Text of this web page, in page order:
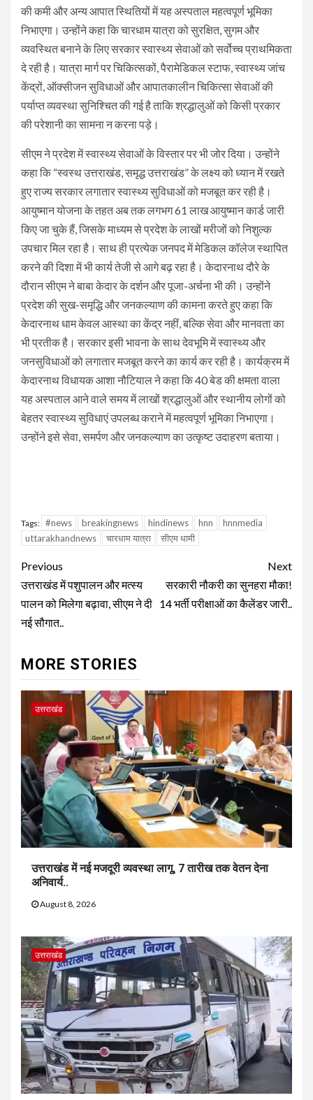
की कमी और अन्य आपात स्थितियों में यह अस्पताल महत्वपूर्ण भूमिका
निभाएगा। उन्होंने कहा कि चारधाम यात्रा को सुरक्षित, सुगम और
व्यवस्थित बनाने के लिए सरकार स्वास्थ्य सेवाओं को सर्वोच्च प्राथमिकता
दे रही है। यात्रा मार्ग पर चिकित्सकों, पैरामेडिकल स्टाफ, स्वास्थ्य जांच
केंद्रों, ऑक्सीजन सुविधाओं और आपातकालीन चिकित्सा सेवाओं की
पर्याप्त व्यवस्था सुनिश्चित की गई है ताकि श्रद्धालुओं को किसी प्रकार
की परेशानी का सामना न करना पड़े।
सीएम ने प्रदेश में स्वास्थ्य सेवाओं के विस्तार पर भी जोर दिया। उन्होंने
कहा कि “स्वस्थ उत्तराखंड, समृद्ध उत्तराखंड” के लक्ष्य को ध्यान में रखते
हुए राज्य सरकार लगातार स्वास्थ्य सुविधाओं को मजबूत कर रही है।
आयुष्मान योजना के तहत अब तक लगभग 61 लाख आयुष्मान कार्ड जारी
किए जा चुके हैं, जिसके माध्यम से प्रदेश के लाखों मरीजों को निशुल्क
उपचार मिल रहा है। साथ ही प्रत्येक जनपद में मेडिकल कॉलेज स्थापित
करने की दिशा में भी कार्य तेजी से आगे बढ़ रहा है। केदारनाथ दौरे के
दौरान सीएम ने बाबा केदार के दर्शन और पूजा-अर्चना भी की। उन्होंने
प्रदेश की सुख-समृद्धि और जनकल्याण की कामना करते हुए कहा कि
केदारनाथ धाम केवल आस्था का केंद्र नहीं, बल्कि सेवा और मानवता का
भी प्रतीक है। सरकार इसी भावना के साथ देवभूमि में स्वास्थ्य और
जनसुविधाओं को लगातार मजबूत करने का कार्य कर रही है। कार्यक्रम में
केदारनाथ विधायक आशा नौटियाल ने कहा कि 40 बेड की क्षमता वाला
यह अस्पताल आने वाले समय में लाखों श्रद्धालुओं और स्थानीय लोगों को
बेहतर स्वास्थ्य सुविधाएं उपलब्ध कराने में महत्वपूर्ण भूमिका निभाएगा।
उन्होंने इसे सेवा, समर्पण और जनकल्याण का उत्कृष्ट उदाहरण बताया।
Tags: #news breakingnews hindinews hnn
hnnmedia
uttarakhandnews
चारधाम यात्रा सीएम धामी
Continue
Reading
Previous
उत्तराखंड में पशुपालन और मत्स्य
पालन को मिलेगा बढ़ावा, सीएम ने दी
नई सौगात..
Next
सरकारी नौकरी का सुनहरा मौका!
14 भर्ती परीक्षाओं का कैलेंडर जारी..
MORE STORIES
उत्तराखंड
उत्तराखंड में नई मजदूरी व्यवस्था लागू, 7 तारीख तक वेतन देना
अनिवार्य..
August 8, 2026
उत्तराखंड